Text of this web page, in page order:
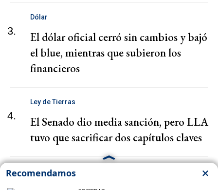
3.
Dólar
El dólar oficial cerró sin cambios y bajó
el blue, mientras que subieron los
financieros
4.
Ley de Tierras
El Senado dio media sanción, pero LLA
tuvo que sacrificar dos capítulos claves